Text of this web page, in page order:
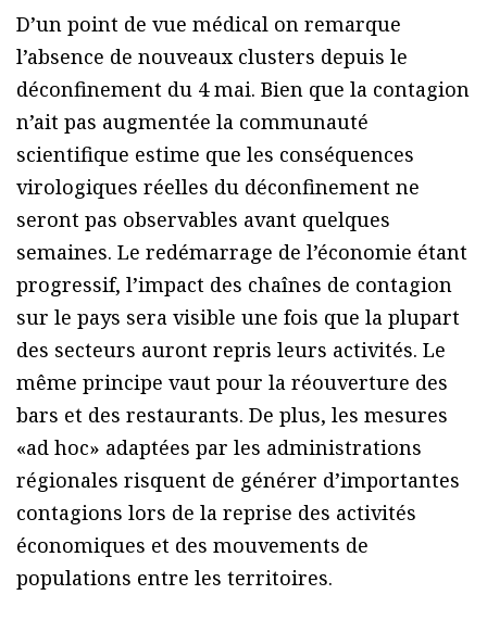
D’un point de vue médical on remarque
l’absence de nouveaux clusters depuis le
déconfinement du 4 mai. Bien que la contagion
n’ait pas augmentée la communauté
scientifique estime que les conséquences
virologiques réelles du déconfinement ne
seront pas observables avant quelques
semaines. Le redémarrage de l’économie étant
progressif, l’impact des chaînes de contagion
sur le pays sera visible une fois que la plupart
des secteurs auront repris leurs activités. Le
même principe vaut pour la réouverture des
bars et des restaurants. De plus, les mesures
«ad hoc» adaptées par les administrations
régionales risquent de générer d’importantes
contagions lors de la reprise des activités
économiques et des mouvements de
populations entre les territoires.